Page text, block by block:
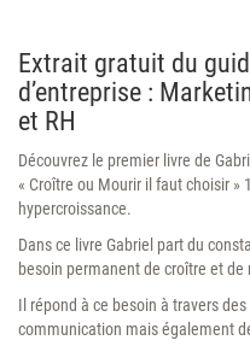
Extrait gratuit du
d’entreprise :
et RH
Découvrez le premier livre de
« Croître ou Mourir il faut choisir »
hypercroissance.
Dans ce livre Gabriel part du
besoin permanent de croître et de
Il répond à ce besoin à travers
communication mais également